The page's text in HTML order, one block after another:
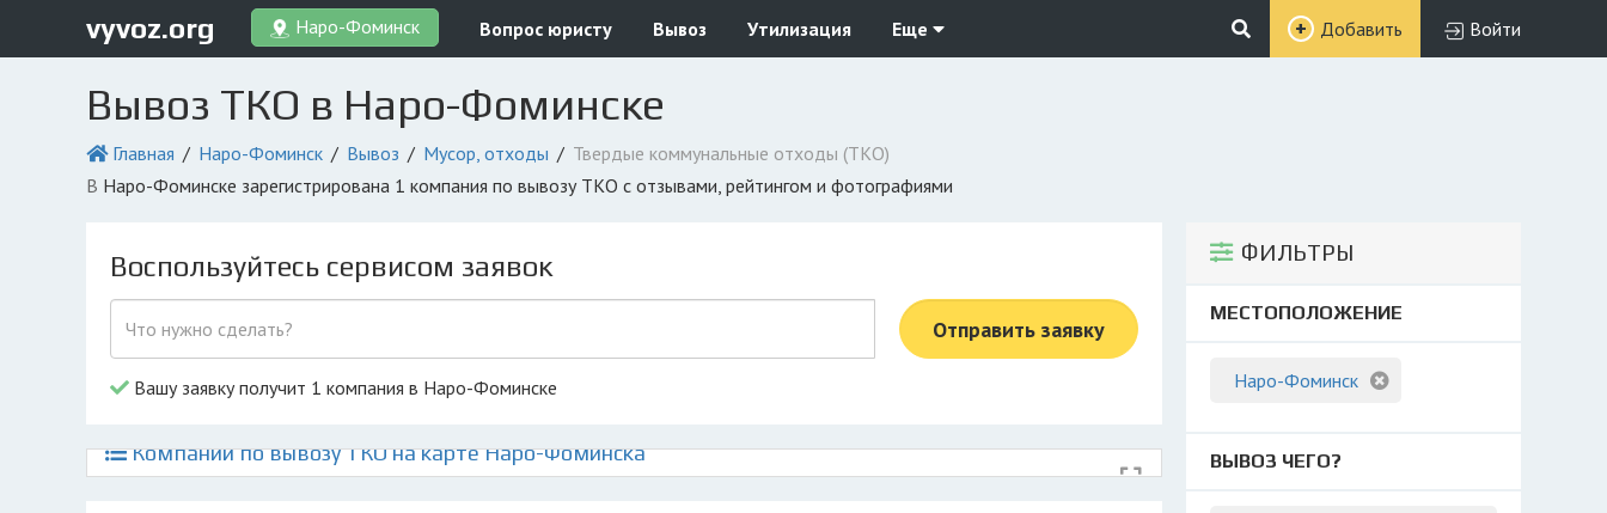
vyvoz.org Наро-Фоминск Вопрос юристу Вывоз Утилизация Еще Добавить Войти
Вывоз ТКО в Наро-Фоминске
Главная Наро-Фоминск Вывоз Мусор, отходы
Твердые коммунальные отходы (ТКО)
в Наро-Фоминске зарегистрирована 1 компания по вывозу ТКО с отзывами, рейтингом и фотографиями
ФИЛЬТРЫ
МЕСТОПОЛОЖЕНИЕ
Наро-Фоминск
ВЫВОЗ ЧЕГО?
Воспользуйтесь сервисом заявок
Отправить заявку
Вашу заявку получит 1 компания в Наро-Фоминске
Компании по вывозу ТКО на карте Наро-Фоминска